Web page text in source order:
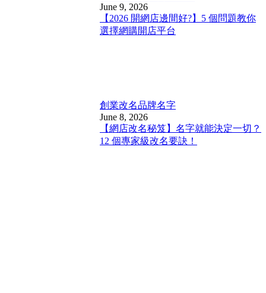
June 9, 2026
【2026 開網店邊間好?】5 個問題教你
選擇網購開店平台
創業改名品牌名字
June 8, 2026
【網店改名秘笈】名字就能決定一切？
12 個專家級改名要訣！